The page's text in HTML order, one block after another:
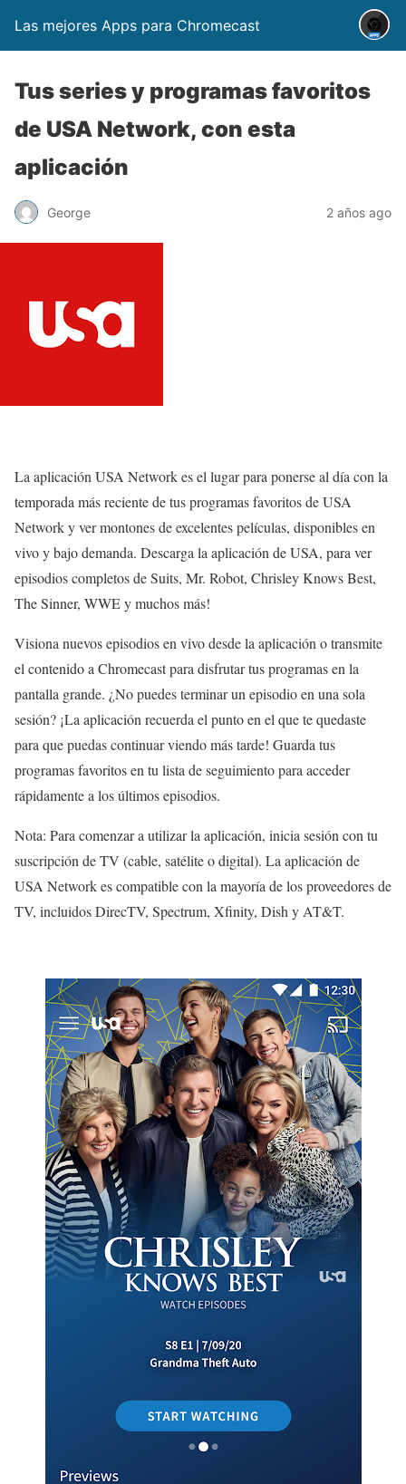
Las mejores Apps para Chromecast
Tus series y programas favoritos
de USA Network, con esta
aplicación
George 2 años ago
La aplicación USA Network es el lugar para ponerse al día con la
temporada más reciente de tus programas favoritos de USA
Network y ver montones de excelentes películas, disponibles en
vivo y bajo demanda. Descarga la aplicación de USA, para ver
episodios completos de Suits, Mr. Robot, Chrisley Knows Best,
The Sinner, WWE y muchos más!
Visiona nuevos episodios en vivo desde la aplicación o transmite
el contenido a Chromecast para disfrutar tus programas en la
pantalla grande. ¿No puedes terminar un episodio en una sola
sesión? ¡La aplicación recuerda el punto en el que te quedaste
para que puedas continuar viendo más tarde! Guarda tus
programas favoritos en tu lista de seguimiento para acceder
rápidamente a los últimos episodios.
Nota: Para comenzar a utilizar la aplicación, inicia sesión con tu
suscripción de TV (cable, satélite o digital). La aplicación de
USA Network es compatible con la mayoría de los proveedores de
TV, incluidos DirecTV, Spectrum, Xfinity, Dish y AT&T.